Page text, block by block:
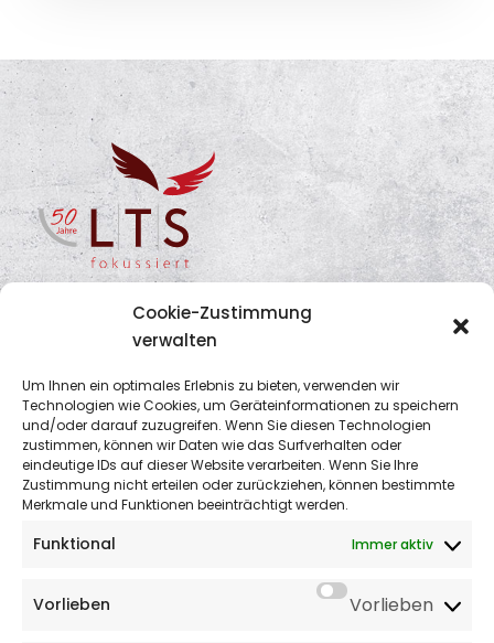
Cookie-Zustimmung
verwalten
Um Ihnen ein optimales Erlebnis zu bieten, verwenden wir
Technologien wie Cookies, um Geräteinformationen zu speichern
und/oder darauf zuzugreifen. Wenn Sie diesen Technologien
zustimmen, können wir Daten wie das Surfverhalten oder
eindeutige IDs auf dieser Website verarbeiten. Wenn Sie Ihre
Zustimmung nicht erteilen oder zurückziehen, können bestimmte
Merkmale und Funktionen beeinträchtigt werden.
Funktional Immer aktiv
Vorlieben Vorlieben
Kontaktdaten
LTS
Rechtsanwälte • Wirtschaftsprüfer •
Bunsenstraße 3
Tel.: +49 5221 6930 600